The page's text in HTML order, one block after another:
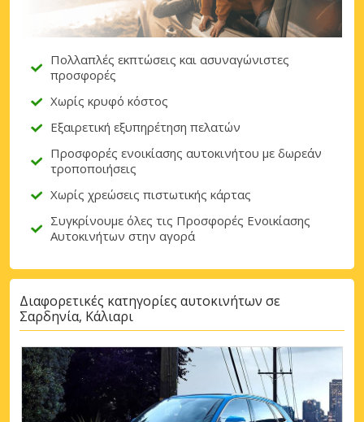
Πολλαπλές εκπτώσεις και ασυναγώνιστες
προσφορές
Χωρίς κρυφό κόστος
Εξαιρετική εξυπηρέτηση πελατών
Προσφορές ενοικίασης αυτοκινήτου με δωρεάν
τροποποιήσεις
Χωρίς χρεώσεις πιστωτικής κάρτας
Συγκρίνουμε όλες τις Προσφορές Ενοικίασης
Αυτοκινήτων στην αγορά
Διαφορετικές κατηγορίες αυτοκινήτων σε
Σαρδηνία, Κάλιαρι